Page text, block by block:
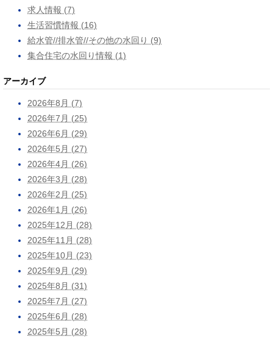
求人情報 (7)
生活習慣情報 (16)
給水管//排水管//その他の水回り (9)
集合住宅の水回り情報 (1)
アーカイブ
2026年8月 (7)
2026年7月 (25)
2026年6月 (29)
2026年5月 (27)
2026年4月 (26)
2026年3月 (28)
2026年2月 (25)
2026年1月 (26)
2025年12月 (28)
2025年11月 (28)
2025年10月 (23)
2025年9月 (29)
2025年8月 (31)
2025年7月 (27)
2025年6月 (28)
2025年5月 (28)